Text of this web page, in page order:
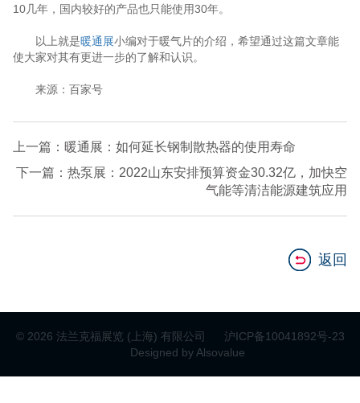
10几年，国内较好的产品也只能使用30年。
以上就是暖通展小编对于暖气片的介绍，希望通过这篇文章能
使大家对其有更进一步的了解和认识。
来源：百家号
上一篇：暖通展：如何延长钢制散热器的使用寿命
下一篇：热泵展：2022山东安排预算资金30.32亿，加快空
气能等清洁能源建筑应用
返回
© 2026 法兰克福展览 (上海) 有限公司
沪ICP备10041892号-23
Designed by Alsovalue